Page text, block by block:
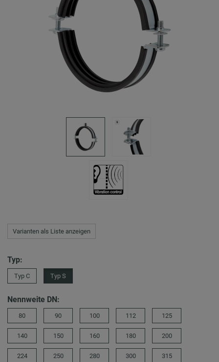
Varianten als Liste anzeigen
Typ:
Typ C Typ S
Nennweite DN:
80 90 100 112 125
140 150 160 180 200
224 250 280 300 315